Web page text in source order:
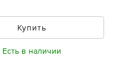
Купить
Есть в наличии